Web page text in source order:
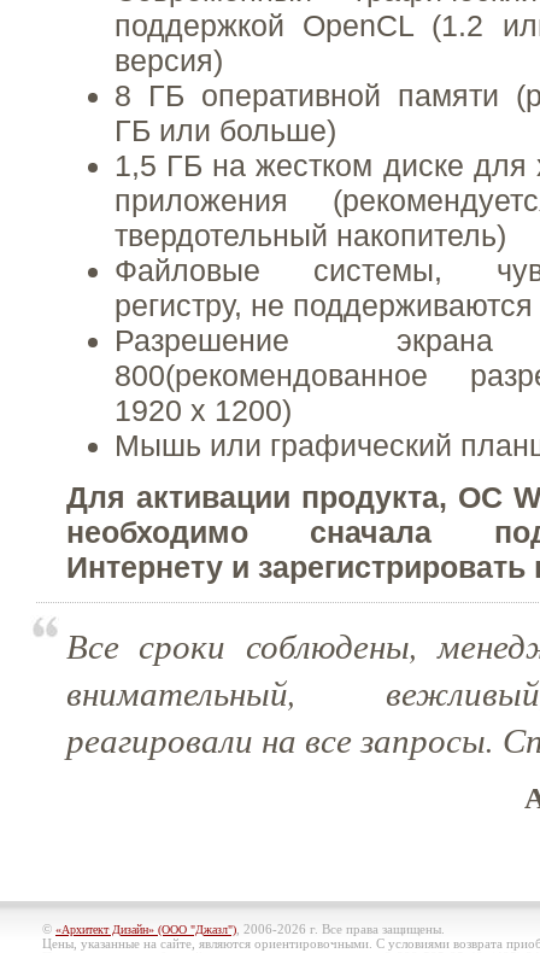
поддержкой OpenCL (1.2
версия)
8 ГБ оперативной памяти
ГБ или больше)
1,5 ГБ на жестком диске
приложения
твердотельный накопитель)
Файловые системы,
регистру, не поддерживаются
Разрешение
800(рекомендованное
1920 x 1200)
Мышь или графический
Для активации продукта, ОС
необходимо сначала
Интернету и зарегистрировать
Все сроки соблюдены,
внимательный,
реагировали на все запросы.
© «Архитект Дизайн» (ООО "Джазл") , 2006-2026 г. Все права защищены.
Цены, указанные на сайте, являются ориентировочными. С условиями возврата